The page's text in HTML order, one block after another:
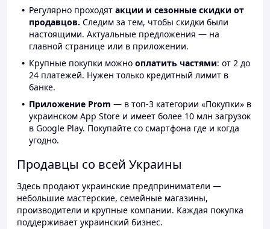
Регулярно проходят акции и сезонные скидки от
продавцов. Следим за тем, чтобы скидки были
настоящими. Актуальные предложения — на
главной странице или в приложении.
Крупные покупки можно оплатить частями: от 2 до
24 платежей. Нужен только кредитный лимит в
банке.
Приложение Prom — в топ-3 категории «Покупки» в
украинском App Store и имеет более 10 млн загрузок
в Google Play. Покупайте со смартфона где и когда
угодно.
Продавцы со всей Украины
Здесь продают украинские предприниматели —
небольшие мастерские, семейные магазины,
производители и крупные компании. Каждая покупка
поддерживает украинский бизнес.